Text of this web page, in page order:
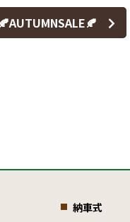
🍂AUTUMNSALE🍂
納車式